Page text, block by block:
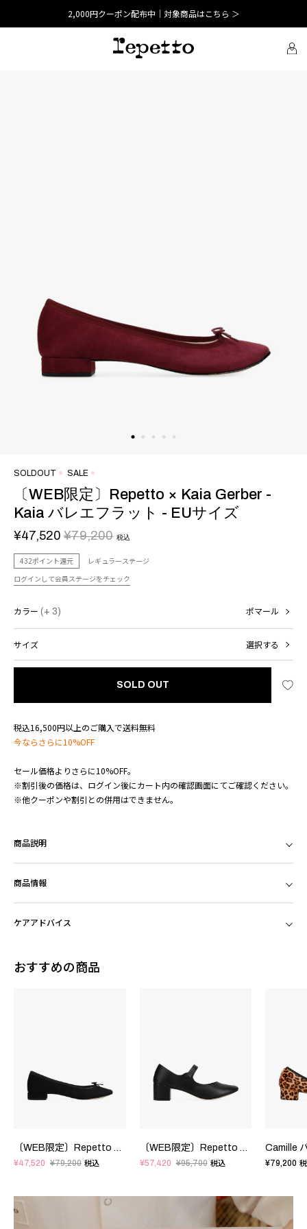
2,000円クーポン配布中｜対象商品はこちら ＞
SOLDOUT SALE
〔WEB限定〕Repetto × Kaia Gerber -
Kaia バレエフラット - EUサイズ
¥47,520 ¥79,200 税込
432ポイント還元
レギュラーステージ
ログインして会員ステージをチェック
カラー (+ 3) ポマール
サイズ 選択する
SOLD OUT
税込16,500円以上のご購入で送料無料
今ならさらに10%OFF
セール価格よりさらに10%OFF。
※割引後の価格は、ログイン後にカート内の確認画面にてご確認ください。
※他クーポンや割引との併用はできません。
商品説明
商品情報
ケアアドバイス
おすすめの商品
〔WEB限定〕Repetto × Kaia Gerber - Kaia バレエフラット - EUサイズ
¥47,520 ¥79,200 税込
〔WEB限定〕Repetto × Kaia Gerber - Pina メリージェーン - EUサイズ
¥57,420 ¥95,700 税込 ¥79,200